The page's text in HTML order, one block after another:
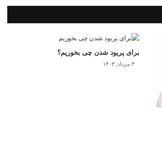
برای پریود شدن چی بخوریم؟
۳ مرداد, ۱۴۰۳